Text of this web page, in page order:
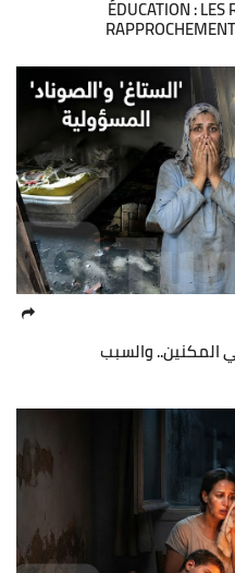
ÉDUCATION : LES
المكنين.. والسبب